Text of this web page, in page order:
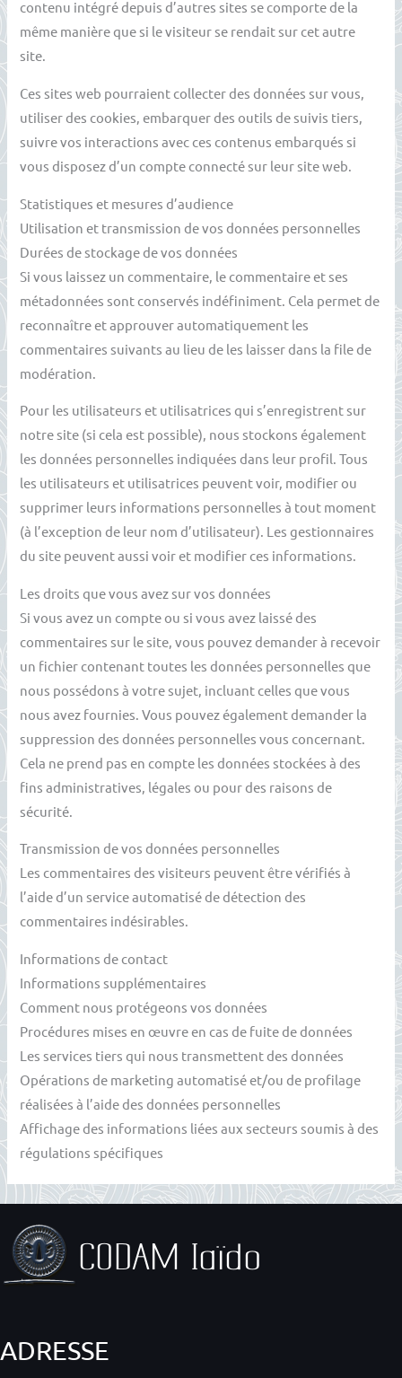
contenu intégré depuis d’autres sites se comporte de la
même manière que si le visiteur se rendait sur cet autre
site.
Ces sites web pourraient collecter des données sur vous,
utiliser des cookies, embarquer des outils de suivis tiers,
suivre vos interactions avec ces contenus embarqués si
vous disposez d’un compte connecté sur leur site web.
Statistiques et mesures d’audience
Utilisation et transmission de vos données personnelles
Durées de stockage de vos données
Si vous laissez un commentaire, le commentaire et ses
métadonnées sont conservés indéfiniment. Cela permet de
reconnaître et approuver automatiquement les
commentaires suivants au lieu de les laisser dans la file de
modération.
Pour les utilisateurs et utilisatrices qui s’enregistrent sur
notre site (si cela est possible), nous stockons également
les données personnelles indiquées dans leur profil. Tous
les utilisateurs et utilisatrices peuvent voir, modifier ou
supprimer leurs informations personnelles à tout moment
(à l’exception de leur nom d’utilisateur). Les gestionnaires
du site peuvent aussi voir et modifier ces informations.
Les droits que vous avez sur vos données
Si vous avez un compte ou si vous avez laissé des
commentaires sur le site, vous pouvez demander à recevoir
un fichier contenant toutes les données personnelles que
nous possédons à votre sujet, incluant celles que vous
nous avez fournies. Vous pouvez également demander la
suppression des données personnelles vous concernant.
Cela ne prend pas en compte les données stockées à des
fins administratives, légales ou pour des raisons de
sécurité.
Transmission de vos données personnelles
Les commentaires des visiteurs peuvent être vérifiés à
l’aide d’un service automatisé de détection des
commentaires indésirables.
Informations de contact
Informations supplémentaires
Comment nous protégeons vos données
Procédures mises en œuvre en cas de fuite de données
Les services tiers qui nous transmettent des données
Opérations de marketing automatisé et/ou de profilage
réalisées à l’aide des données personnelles
Affichage des informations liées aux secteurs soumis à des
régulations spécifiques
ADRESSE